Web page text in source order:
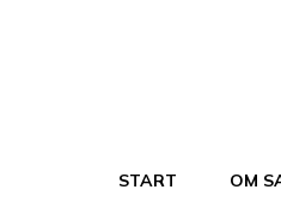
START OM